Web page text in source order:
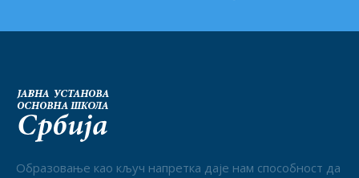
Образовање као кључ напретка даје нам способност да